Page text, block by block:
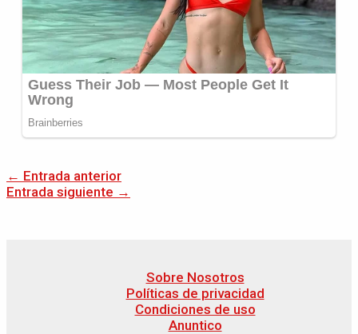
← Entrada anterior
Entrada siguiente →
Sobre Nosotros
Políticas de privacidad
Condiciones de uso
Anuntico